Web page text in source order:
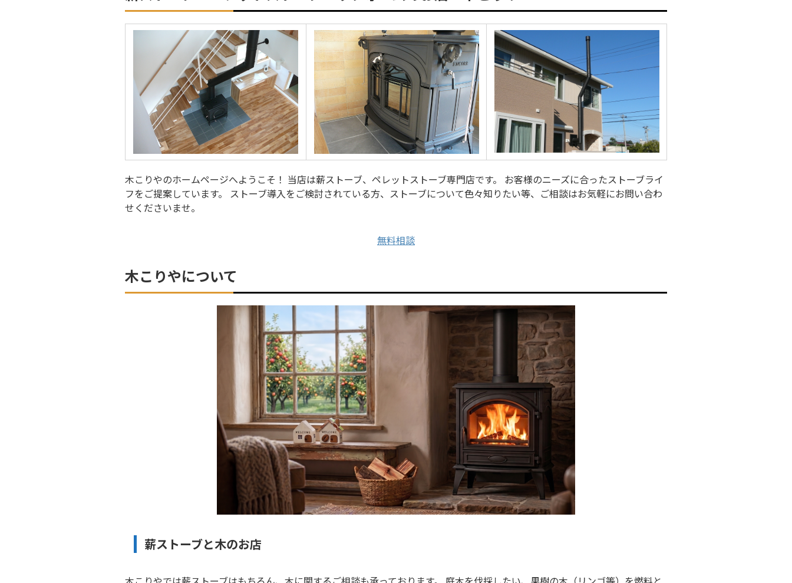
木こりやのホームページへようこそ！ 当店は薪ストーブ、ペレットストーブ専門店です。 お客様のニーズに合ったストーブライ
フをご提案しています。 ストーブ導入をご検討されている方、ストーブについて色々知りたい等、ご相談はお気軽にお問い合わ
せくださいませ。
無料相談
木こりやについて
薪ストーブと木のお店